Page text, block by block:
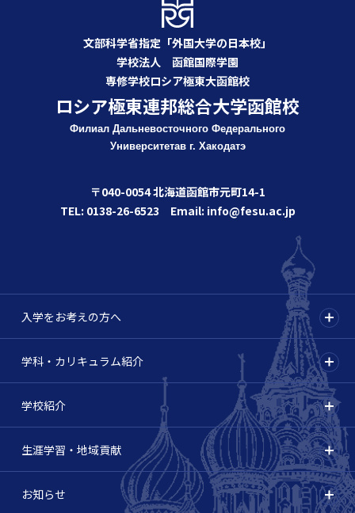
文部科学省指定「外国大学の日本校」
学校法人 函館国際学園
専修学校ロシア極東大函館校
ロシア極東連邦総合大学函館校
Филиал Дальневосточного Федерального
Университетав г. Хакодатэ
〒040-0054 北海道函館市元町14-1
TEL: 0138-26-6523 Email: info@fesu.ac.jp
入学をお考えの方へ
学科・カリキュラム紹介
学校紹介
生涯学習・地域貢献
お知らせ